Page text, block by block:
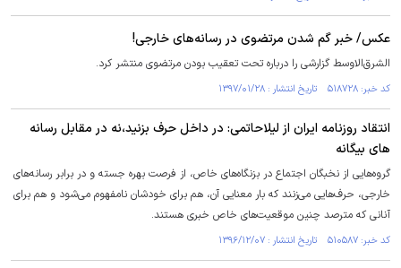
عکس/ خبر گم شدن مرتضوی در رسانه‌های خارجی!
الشرق‌الاوسط گزارشی را درباره تحت تعقیب بودن مرتضوی منتشر کرد.
کد خبر: ۵۱۸۷۲۸ تاریخ انتشار : ۱۳۹۷/۰۱/۲۸
انتقاد روزنامه ایران از لیلاحاتمی: در داخل حرف بزنید،نه در مقابل رسانه
های بیگانه
گروه‌هایی از نخبگان اجتماع در بزنگاه‌های خاص، از فرصت بهره جسته و در برابر رسانه‌های
خارجی، حرف‌هایی می‌زنند که بار معنایی آن، هم برای خودشان نامفهوم می‌شود و هم برای
آنانی که مترصد چنین موقعیت‌های خاص خبری هستند.
کد خبر: ۵۱۰۵۸۷ تاریخ انتشار : ۱۳۹۶/۱۲/۰۷